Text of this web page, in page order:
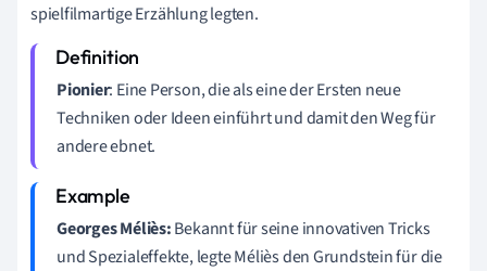
spielfilmartige Erzählung legten.
Pionier: Eine Person, die als eine der Ersten neue
Techniken oder Ideen einführt und damit den Weg für
andere ebnet.
Georges Méliès:Bekannt für seine innovativen Tricks
und Spezialeffekte, legte Méliès den Grundstein für die